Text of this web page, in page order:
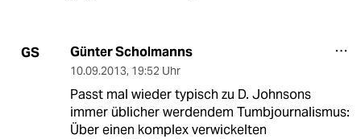
GS Günter Scholmanns
10.09.2013, 19:52 Uhr
Passt mal wieder typisch zu D. Johnsons
immer üblicher werdendem Tumbjournalismus:
Über einen komplex verwickelten